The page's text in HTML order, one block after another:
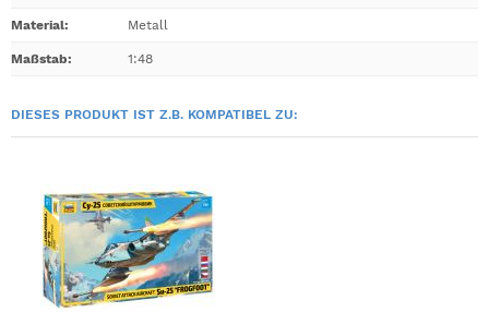
Material: Metall
Maßstab: 1:48
DIESES PRODUKT IST Z.B. KOMPATIBEL ZU: